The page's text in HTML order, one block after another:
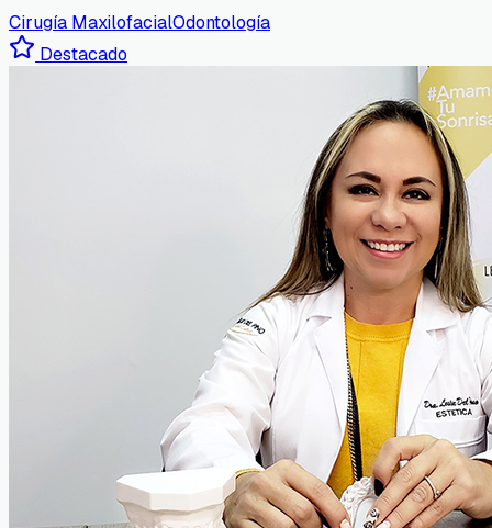
Cirugía MaxilofacialOdontología
Destacado